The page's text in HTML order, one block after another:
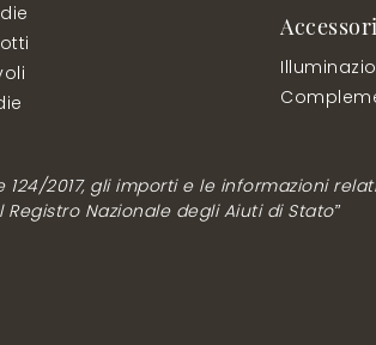
124/2017, gli importi e le informazioni
Nazionale degli Aiuti di Stato”